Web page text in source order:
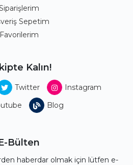
Sepetim
Favorilerim
Kalın!
Twitter
Instagram
Blog
Bülten
haberdar olmak için lütfen e-